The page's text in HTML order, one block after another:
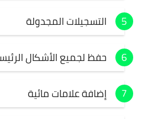
التسجيلات المجدولة
حفظ لجميع الأشكال
إضافة علامات مائية